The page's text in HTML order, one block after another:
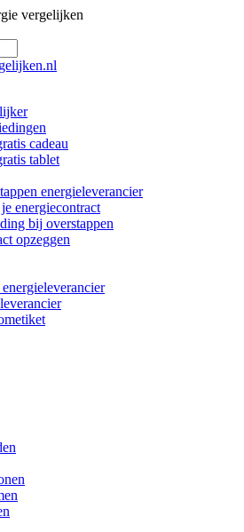
vergelijken
cadeau
tablet
energieleverancier
energiecontract
bij overstappen
opzeggen